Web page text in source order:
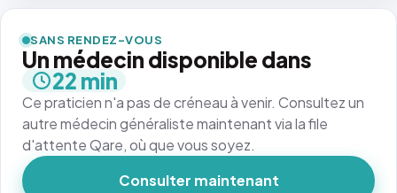
SANS RENDEZ-VOUS
Un médecin disponible dans
22 min
Ce praticien n'a pas de créneau à venir. Consultez un
autre médecin généraliste maintenant via la file
d'attente Qare, où que vous soyez.
Consulter maintenant